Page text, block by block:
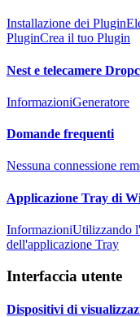
Installazione dei Plugin
PluginCrea il tuo Plugin
Nest e telecamere
InformazioniGeneratore
Domande frequenti
Nessuna connessione
Applicazione Tray di
InformazioniUtilizzando
dell'applicazione Tray
Interfaccia utente
Dispositivi di